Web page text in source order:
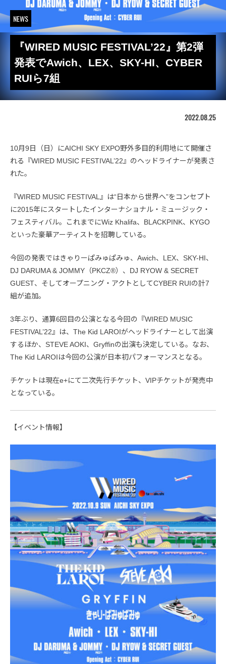
NEWS
『WIRED MUSIC FESTIVAL’22』第2弾
発表でAwich、LEX、SKY-HI、CYBER
RUIら7組
2022.08.25
10月9日（日）にAICHI SKY EXPO野外多目的利用地にて開催さ
れる『WIRED MUSIC FESTIVAL’22』のヘッドライナーが発表さ
れた。
『WIRED MUSIC FESTIVAL』は“日本から世界へ”をコンセプト
に2015年にスタートしたインターナショナル・ミュージック・
フェスティバル。これまでにWiz Khalifa、BLACKPINK、KYGO
といった豪華アーティストを招聘している。
今回の発表ではきゃりーぱみゅぱみゅ、Awich、LEX、SKY-HI、
DJ DARUMA & JOMMY（PKCZ®︎）、DJ RYOW & SECRET
GUEST、そしてオープニング・アクトとしてCYBER RUIの計7
組が追加。
3年ぶり、通算6回目の公演となる今回の『WIRED MUSIC
FESTIVAL’22』は、The Kid LAROIがヘッドライナーとして出演
するほか、STEVE AOKI、Gryffinの出演も決定している。なお、
The Kid LAROIは今回の公演が日本初パフォーマンスとなる。
チケットは現在e+にて二次先行チケット、VIPチケットが発売中
となっている。
【イベント情報】